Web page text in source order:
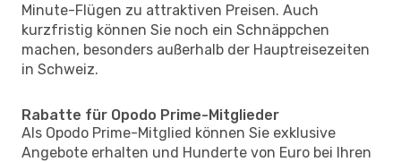
Minute-Flügen zu attraktiven Preisen. Auch
kurzfristig können Sie noch ein Schnäppchen
machen, besonders außerhalb der Hauptreisezeiten
in Schweiz.
Rabatte für Opodo Prime-Mitglieder
Als Opodo Prime-Mitglied können Sie exklusive
Angebote erhalten und Hunderte von Euro bei Ihren